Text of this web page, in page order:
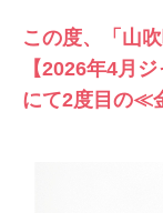
この度、「山
【2026年4月
にて2度目の≪